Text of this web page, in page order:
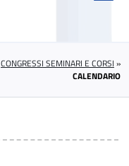
CONGRESSI SEMINARI E CORSI »
CALENDARIO